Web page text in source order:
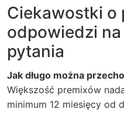
Ciekawostki o
odpowiedzi
pytania
Jak długo można
Większość premixów
minimum 12 miesięcy od